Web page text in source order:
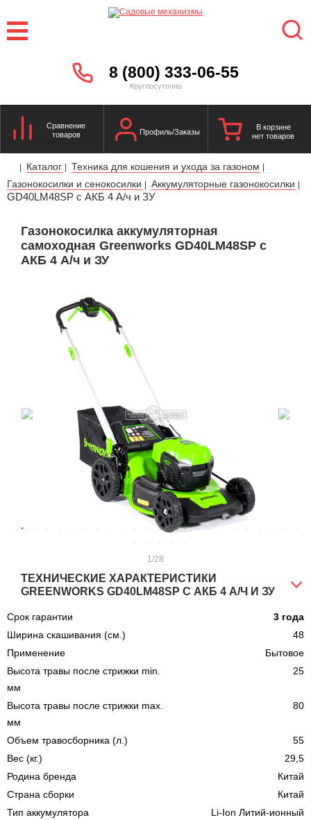
8 (800) 333-06-55
Круглосуточно
Сравнение
товаров
Профиль/Заказы
В корзине
нет товаров
| Каталог | Техника для кошения и ухода за газоном |
Газонокосилки и сенокосилки | Аккумуляторные газонокосилки |
GD40LM48SP c АКБ 4 А/ч и ЗУ
Газонокосилка аккумуляторная
самоходная Greenworks GD40LM48SP c
АКБ 4 А/ч и ЗУ
1 /28
ТЕХНИЧЕСКИЕ ХАРАКТЕРИСТИКИ
GREENWORKS GD40LM48SP C АКБ 4 А/Ч И ЗУ
Срок гарантии
3 года
Ширина скашивания (см.)
48
Применение
Бытовое
Высота травы после стрижки min.
мм
25
Высота травы после стрижки max.
мм
80
Объем травосборника (л.)
55
Вес (кг.)
29,5
Родина бренда
Китай
Страна сборки
Китай
Тип аккумулятора
Li-Ion Литий-ионный